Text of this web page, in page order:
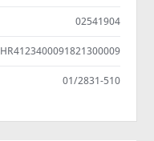
02541904
HR4123400091821300009
01/2831-510